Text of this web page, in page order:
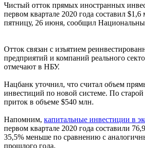
Чистый отток прямых иностранных
первом квартале 2020 года составил
пятницу, 26 июня, сообщил
Отток связан с изъятием
предприятий и компаний реального
отмечают в НБУ.
Нацбанк уточнил, что считал объем
инвестиций по новой системе. По старой
приток в объеме $540 млн.
Напомним, капитальные инвестиции в
первом квартале 2020 года составили
35,5% меньше по сравнению с
прошлого года.